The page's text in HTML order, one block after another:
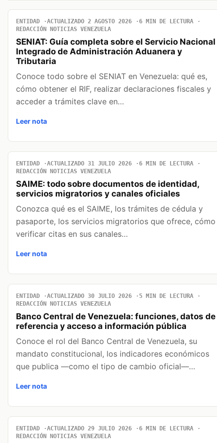
ENTIDAD ACTUALIZADO 2 AGOSTO 2026
6 MIN DE LECTURA
REDACCIÓN NOTICIAS VENEZUELA
SENIAT: Guía completa sobre el Servicio Nacional
Integrado de Administración Aduanera y
Tributaria
Conoce todo sobre el SENIAT en Venezuela: qué es,
cómo obtener el RIF, realizar declaraciones fiscales y
acceder a trámites clave en…
Leer nota
ENTIDAD ACTUALIZADO 31 JULIO 2026
6 MIN DE LECTURA
REDACCIÓN NOTICIAS VENEZUELA
SAIME: todo sobre documentos de identidad,
servicios migratorios y canales oficiales
Conozca qué es el SAIME, los trámites de cédula y
pasaporte, los servicios migratorios que ofrece, cómo
verificar citas en sus canales…
Leer nota
ENTIDAD ACTUALIZADO 30 JULIO 2026
5 MIN DE LECTURA
REDACCIÓN NOTICIAS VENEZUELA
Banco Central de Venezuela: funciones, datos de
referencia y acceso a información pública
Conoce el rol del Banco Central de Venezuela, su
mandato constitucional, los indicadores económicos
que publica —como el tipo de cambio oficial—…
Leer nota
ENTIDAD ACTUALIZADO 29 JULIO 2026
6 MIN DE LECTURA
REDACCIÓN NOTICIAS VENEZUELA